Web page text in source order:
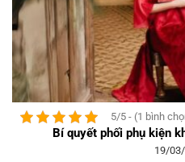
5/5 - (1 bình
Bí quyết phối phụ kiện
19/